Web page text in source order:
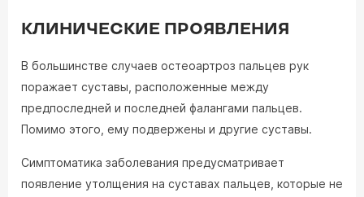
КЛИНИЧЕСКИЕ ПРОЯВЛЕНИЯ
В большинстве случаев остеоартроз пальцев рук
поражает суставы, расположенные между
предпоследней и последней фалангами пальцев.
Помимо этого, ему подвержены и другие суставы.
Симптоматика заболевания предусматривает
появление утолщения на суставах пальцев, которые не